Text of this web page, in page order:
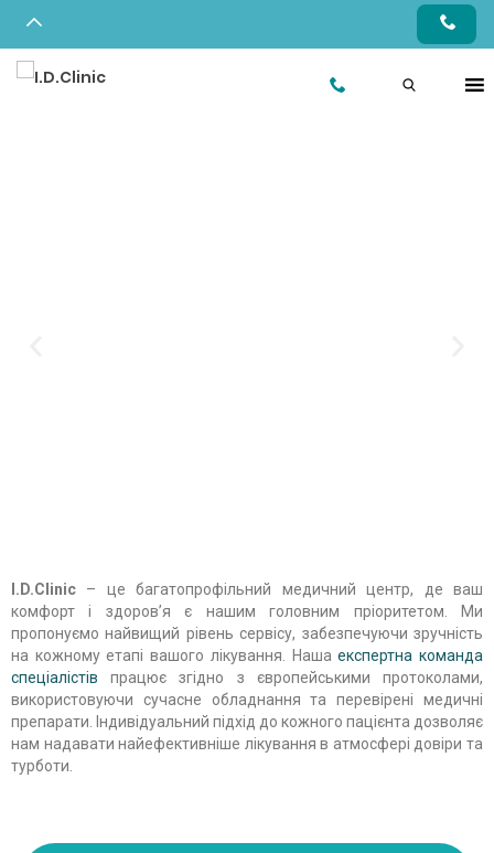
I.D.Clinic – це багатопрофільний медичний центр, де ваш
комфорт і здоров’я є нашим головним пріоритетом. Ми
пропонуємо найвищий рівень сервісу, забезпечуючи зручність
на кожному етапі вашого лікування. Нашаекспертна команда
спеціалістів працює згідно з європейськими протоколами,
використовуючи сучасне обладнання та перевірені медичні
препарати. Індивідуальний підхід до кожного пацієнта дозволяє
нам надавати найефективніше лікування в атмосфері довіри та
турботи.